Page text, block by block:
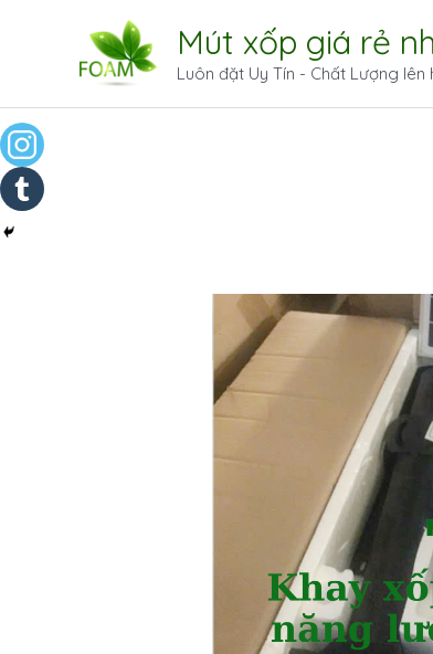
Mút xốp giá rẻ
Luôn đặt Uy Tín - Chất Lượng lên